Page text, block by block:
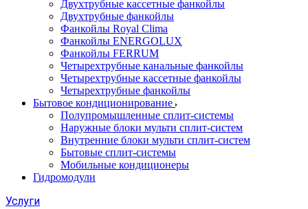
Двухтрубные кассетные фанкойлы
Двухтрубные фанкойлы
Фанкойлы Royal Clima
Фанкойлы ENERGOLUX
Фанкойлы FERRUM
Четырехтрубные канальные фанкойлы
Четырехтрубные кассетные фанкойлы
Четырехтрубные фанкойлы
Бытовое кондиционирование
Полупромышленные сплит-системы
Наружные блоки мульти сплит-систем
Внутренние блоки мульти сплит-систем
Бытовые сплит-системы
Мобильные кондиционеры
Гидромодули
Услуги